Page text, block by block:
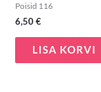
Poisid 116
6,50€
LISA KORVI